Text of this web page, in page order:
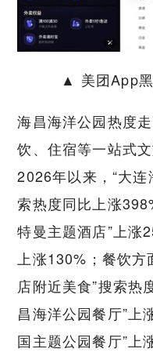
▲ 美团App
海昌海洋公园热度
饮、住宿等一站式
2026年以来，“大连
索热度同比上涨
特曼主题酒店”上涨
上涨130%；餐饮
店附近美食”搜索热
昌海洋公园餐厅”上
国主题公园餐厅”上